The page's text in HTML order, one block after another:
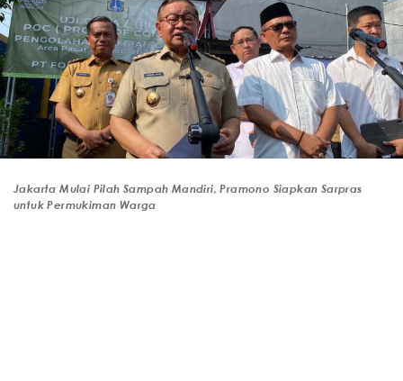
Jakarta Mulai Pilah Sampah Mandiri, Pramono Siapkan Sarpras
untuk Permukiman Warga